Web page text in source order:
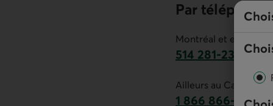
Par téléphone
Montréal et environs :
514 281-2336
Ce lien lancera
Ailleurs au Canada :
1 866 866-7000